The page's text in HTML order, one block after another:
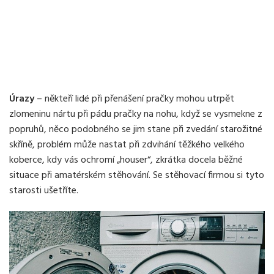
Úrazy– někteří lidé při přenášení pračky mohou utrpět
zlomeninu nártu při pádu pračky na nohu, když se vysmekne z
popruhů, něco podobného se jim stane při zvedání starožitné
skříně, problém může nastat při zdvihání těžkého velkého
koberce, kdy vás ochromí „houser“, zkrátka docela běžné
situace při amatérském stěhování. Se stěhovací firmou si tyto
starosti ušetříte.